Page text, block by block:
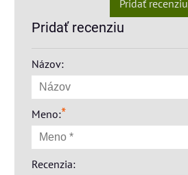
Pridať recenziu
Pridať recenziu
Názov:
Meno:*
Recenzia: